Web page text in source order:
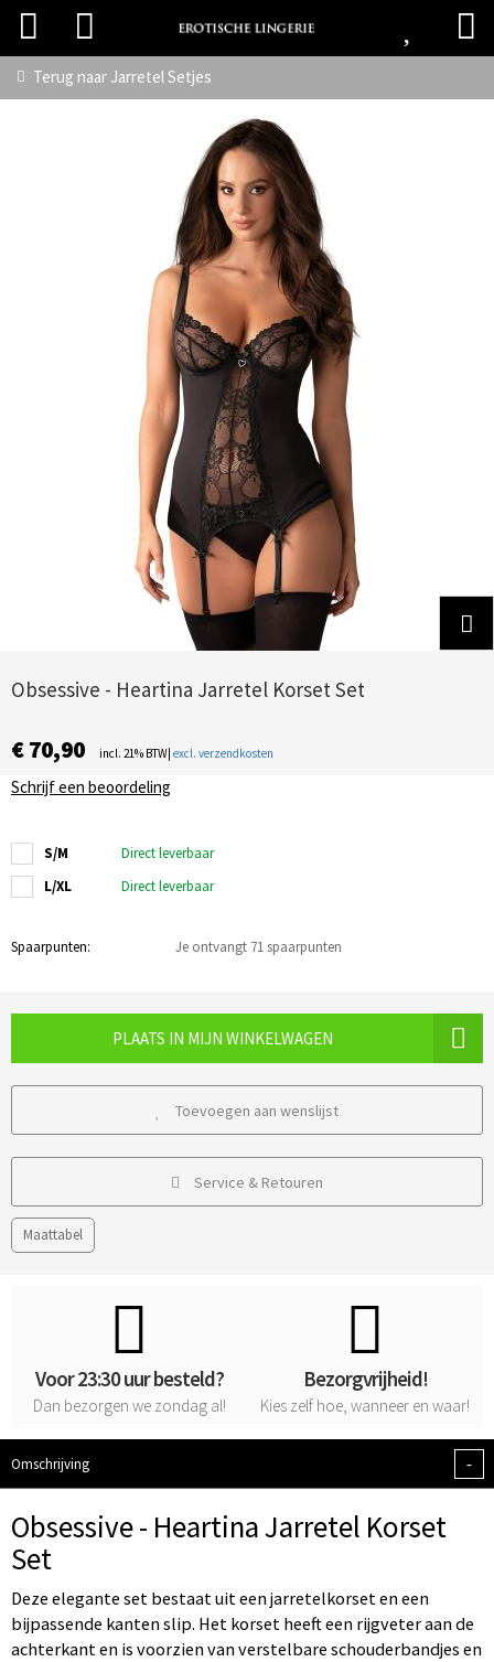
Terug naar Jarretel Setjes
Obsessive - Heartina Jarretel Korset Set
€ 70,90 incl. 21% BTW| excl. verzendkosten
Schrijf een beoordeling
S/M
Direct leverbaar
L/XL
Direct leverbaar
Spaarpunten: Je ontvangt 71 spaarpunten
PLAATS IN MIJN WINKELWAGEN
Toevoegen aan wenslijst
Service & Retouren
Maattabel
Voor 23:30 uur besteld?
Dan bezorgen we zondag al!
Bezorgvrijheid!
Kies zelf hoe, wanneer en waar!
Omschrijving -
Obsessive - Heartina Jarretel Korset
Set
Deze elegante set bestaat uit een jarretelkorset en een
bijpassende kanten slip. Het korset heeft een rijgveter aan de
achterkant en is voorzien van verstelbare schouderbandjes en